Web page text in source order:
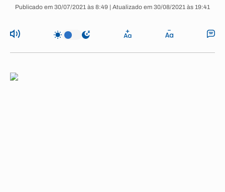
Publicado em 30/07/2021 às 8:49 | Atualizado em 30/08/2021 às 19:41